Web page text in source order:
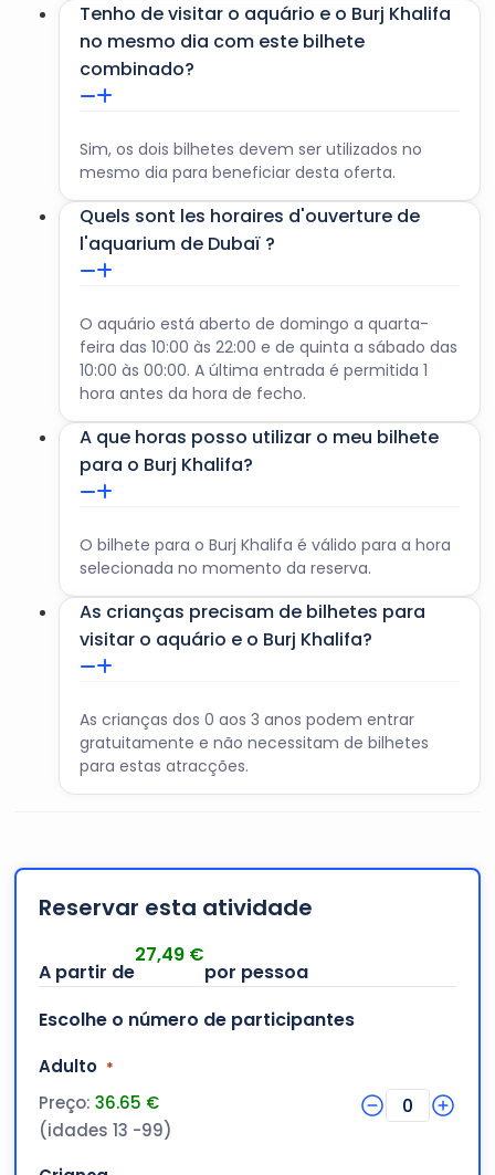
anos.
É proibido fumar a bordo.
Trazer proteção solar e óculos de sol.
Serão fornecidos água e coletes salva-vidas.
Tenho de visitar o aquário e o Burj Khalifa
no mesmo dia com este bilhete
combinado?
Sim, os dois bilhetes devem ser utilizados no
mesmo dia para beneficiar desta oferta.
Quels sont les horaires d'ouverture de
l'aquarium de Dubaï ?
O aquário está aberto de domingo a quarta-
feira das 10:00 às 22:00 e de quinta a sábado das
10:00 às 00:00. A última entrada é permitida 1
hora antes da hora de fecho.
A que horas posso utilizar o meu bilhete
para o Burj Khalifa?
O bilhete para o Burj Khalifa é válido para a hora
selecionada no momento da reserva.
As crianças precisam de bilhetes para
visitar o aquário e o Burj Khalifa?
As crianças dos 0 aos 3 anos podem entrar
gratuitamente e não necessitam de bilhetes
para estas atracções.
Reservar esta atividade
27,49 €
Escolhe o número de participantes
Adulto Quantidade
*
Preço: 36.65 € 0
(idades 13 -99)